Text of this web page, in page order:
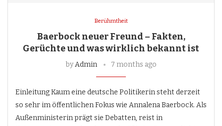
Berühmtheit
Baerbock neuer Freund – Fakten,
Gerüchte und was wirklich bekannt ist
byAdmin 7 months ago
Einleitung Kaum eine deutsche Politikerin steht derzeit
so sehr im öffentlichen Fokus wie Annalena Baerbock. Als
Außenministerin prägt sie Debatten, reist in